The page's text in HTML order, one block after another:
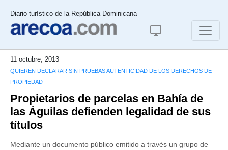
Diario turístico de la República Dominicana
11 octubre, 2013
QUIEREN DECLARAR SIN PRUEBAS AUTENTICIDAD DE LOS DERECHOS DE
PROPIEDAD
Propietarios de parcelas en Bahía de
las Águilas defienden legalidad de sus
títulos
Mediante un documento público emitido a través un grupo de